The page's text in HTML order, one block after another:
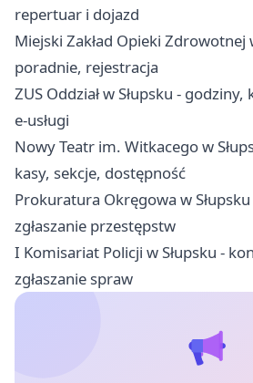
repertuar i dojazd
Miejski Zakład Opieki Zdrowotnej
poradnie, rejestracja
ZUS Oddział w Słupsku -
e-usługi
Nowy Teatr im. Witkacego w
kasy, sekcje, dostępność
Prokuratura Okręgowa w
zgłaszanie przestępstw
I Komisariat Policji w Słupsku -
zgłaszanie spraw